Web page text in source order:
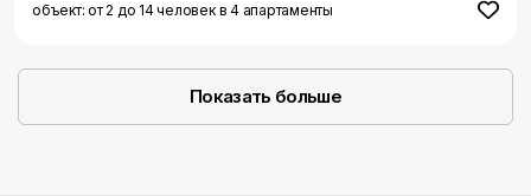
объект: от 2 до 14 человек в 4 апартаменты
Показать больше